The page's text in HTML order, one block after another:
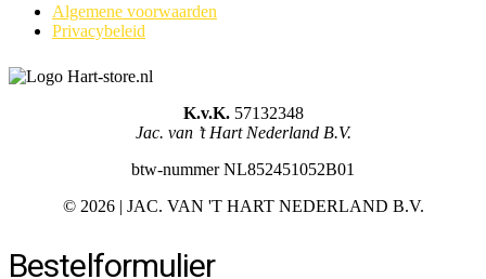
Algemene voorwaarden
Privacybeleid
K.v.K.57132348
Jac. van ’t Hart Nederland B.V.
btw-nummer NL852451052B01
© 2026 | JAC. VAN 'T HART NEDERLAND B.V.
Bestelformulier